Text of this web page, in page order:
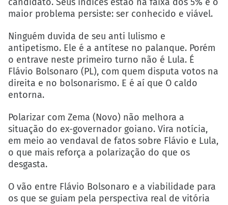
maior problema persiste: ser conhecido e viável.
Ninguém duvida de seu anti lulismo e
antipetismo. Ele é a antítese no palanque. Porém
o entrave neste primeiro turno não é Lula. É
Flávio Bolsonaro (PL), com quem disputa votos na
direita e no bolsonarismo. E é aí que O caldo
entorna.
Polarizar com Zema (Novo) não melhora a
situação do ex-governador goiano. Vira notícia,
em meio ao vendaval de fatos sobre Flávio e Lula,
o que mais reforça a polarização do que os
desgasta.
O vão entre Flávio Bolsonaro e a viabilidade para
os que se guiam pela perspectiva real de vitória